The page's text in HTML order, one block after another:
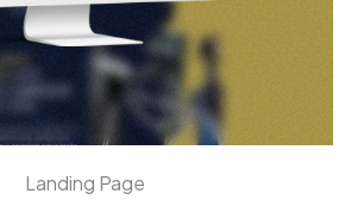
Landing Page